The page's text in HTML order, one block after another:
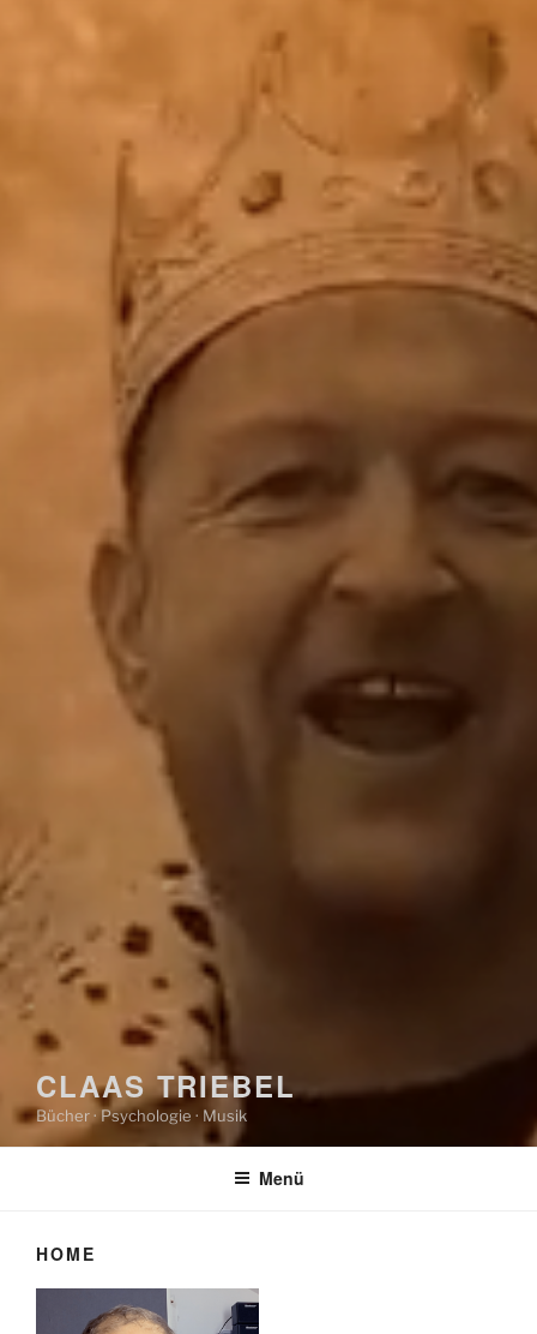
CLAAS TRIEBEL
Bücher · Psychologie · Musik
Menü
HOME